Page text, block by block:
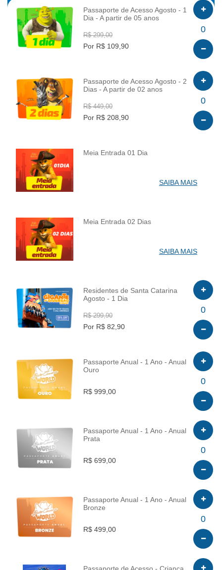
INFO
Passaporte de Acesso Agosto - 1
Dia - A partir de 05 anos
R$ 299,00
Por R$ 109,90
0
INFO
Passaporte de Acesso Agosto - 2
Dias - A partir de 02 anos
R$ 449,00
Por R$ 208,90
0
INFO
Meia Entrada 01 Dia
SAIBA MAIS
INFO
Meia Entrada 02 Dias
SAIBA MAIS
INFO
Residentes de Santa Catarina
Agosto - 1 Dia
R$ 299,90
Por R$ 82,90
0
INFO
Passaporte Anual - 1 Ano - Anual
Ouro
R$ 999,00
0
INFO
Passaporte Anual - 1 Ano - Anual
Prata
R$ 699,00
0
INFO
Passaporte Anual - 1 Ano - Anual
Bronze
R$ 499,00
0